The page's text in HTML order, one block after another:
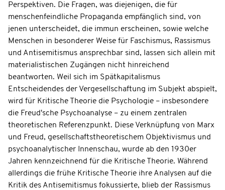
Perspektiven. Die Fragen, was diejenigen, die für
menschenfeindliche Propaganda empfänglich sind, von
jenen unterscheidet, die immun erscheinen, sowie welche
Menschen in besonderer Weise für Faschismus, Rassismus
und Antisemitismus ansprechbar sind, lassen sich allein mit
materialistischen Zugängen nicht hinreichend
beantworten. Weil sich im Spätkapitalismus
Entscheidendes der Vergesellschaftung im Subjekt abspielt,
wird für Kritische Theorie die Psychologie – insbesondere
die Freud'sche Psychoanalyse – zu einem zentralen
theoretischen Referenzpunkt. Diese Verknüpfung von Marx
und Freud, gesellschaftstheoretischem Objektivismus und
psychoanalytischer Innenschau, wurde ab den 1930er
Jahren kennzeichnend für die Kritische Theorie. Während
allerdings die frühe Kritische Theorie ihre Analysen auf die
Kritik des Antisemitismus fokussierte, blieb der Rassismus